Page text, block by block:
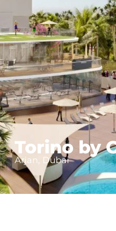
Torino by
Arjan, Dubai